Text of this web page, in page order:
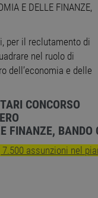
E DELLE FINANZE,
per il reclutamento di
nel ruolo di
dell’economia e delle
CONCORSO
FINANZE, BANDO
assunzioni nel